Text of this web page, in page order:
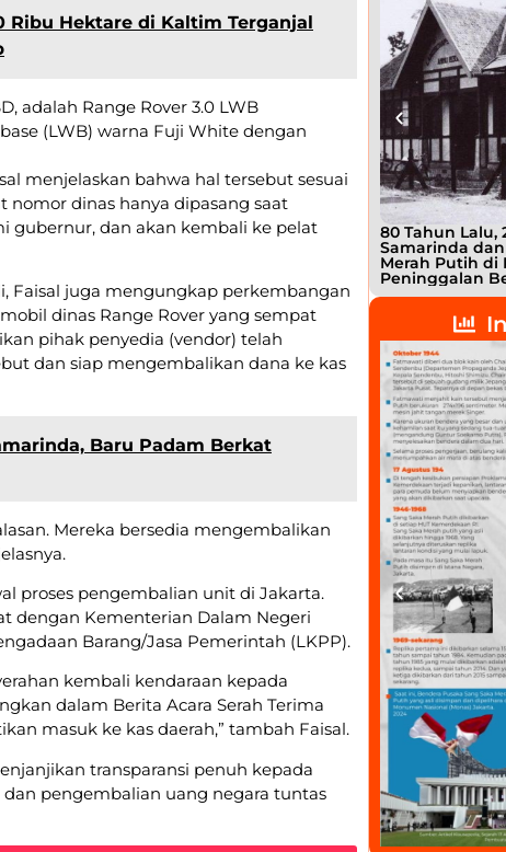
Ribu Hektare di Kaltim Terganjal
adalah Range Rover 3.0 LWB
(LWB) warna Fuji White dengan
menjelaskan bahwa hal tersebut sesuai
nomor dinas hanya dipasang saat
gubernur, dan akan kembali ke pelat
Faisal juga mengungkap perkembangan
dinas Range Rover yang sempat
pihak penyedia (vendor) telah
dan siap mengembalikan dana ke kas
Baru Padam Berkat
Mereka bersedia mengembalikan
proses pengembalian unit di Jakarta.
dengan Kementerian Dalam Negeri
Barang/Jasa Pemerintah (LKPP).
kembali kendaraan kepada
dalam Berita Acara Serah Terima
masuk ke kas daerah,” tambah Faisal.
transparansi penuh kepada
pengembalian uang negara tuntas
80 Tahun Lalu,
Samarinda
Merah Putih di
Peninggalan